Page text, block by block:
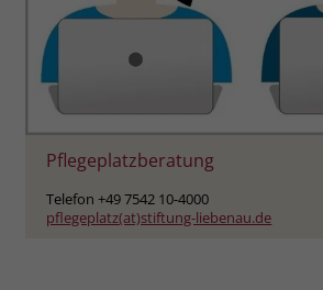
Pflegeplatzberatung
Telefon +49 7542 10-4000
pflegeplatz(at)stiftung-liebenau.de